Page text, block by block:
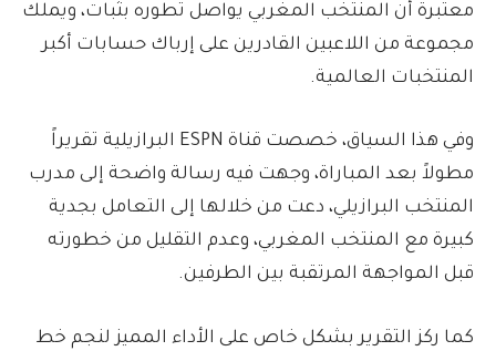
معتبرة أن المنتخب المغربي يواصل تطوره بثبات، ويملك
مجموعة من اللاعبين القادرين على إرباك حسابات أكبر
المنتخبات العالمية.
وفي هذا السياق، خصصت قناة ESPN البرازيلية تقريراً
مطولاً بعد المباراة، وجهت فيه رسالة واضحة إلى مدرب
المنتخب البرازيلي، دعت من خلالها إلى التعامل بجدية
كبيرة مع المنتخب المغربي، وعدم التقليل من خطورته
قبل المواجهة المرتقبة بين الطرفين.
كما ركز التقرير بشكل خاص على الأداء المميز لنجم خط